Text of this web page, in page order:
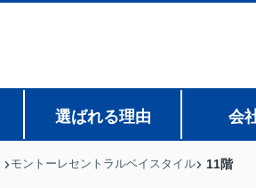
選ばれる理由 会
モントーレセントラルベイスタイル 11階